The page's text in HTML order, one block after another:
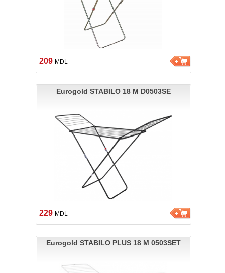
209 MDL
Eurogold STABILO 18 M D0503SE
229 MDL
Eurogold STABILO PLUS 18 M 0503SET